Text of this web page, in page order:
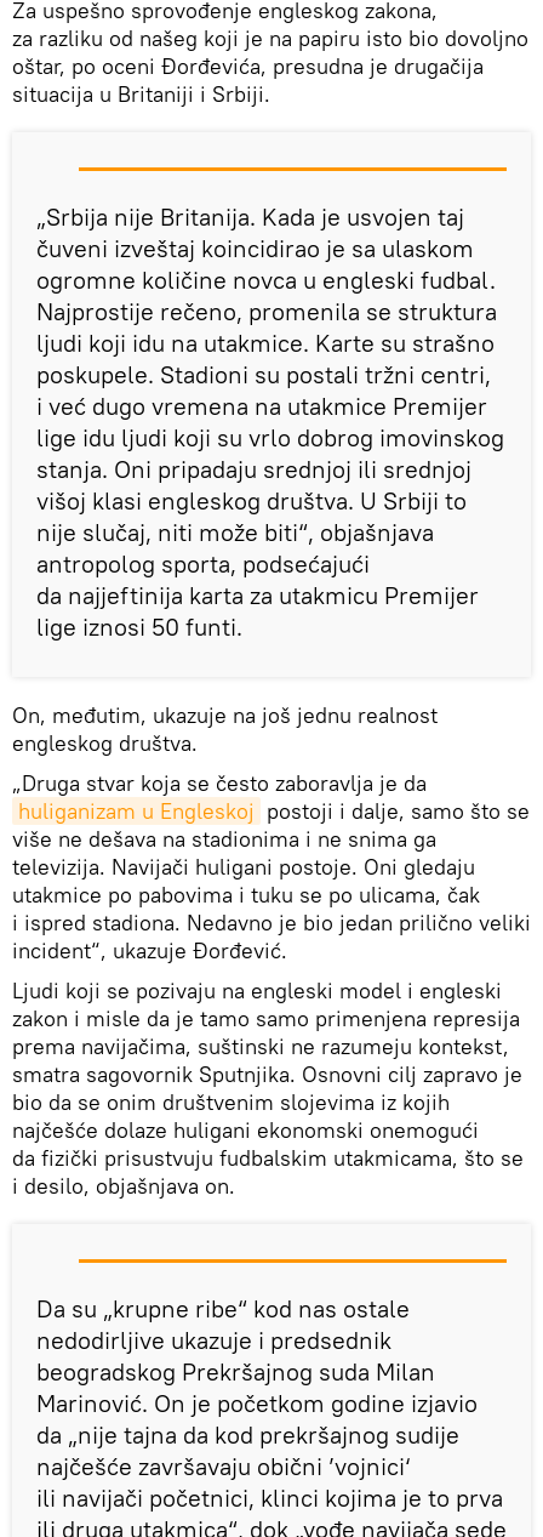
Za uspešno sprovođenje engleskog zakona,
za razliku od našeg koji je na papiru isto bio dovoljno
oštar, po oceni Đorđevića, presudna je drugačija
situacija u Britaniji i Srbiji.
„Srbija nije Britanija. Kada je usvojen taj
čuveni izveštaj koincidirao je sa ulaskom
ogromne količine novca u engleski fudbal.
Najprostije rečeno, promenila se struktura
ljudi koji idu na utakmice. Karte su strašno
poskupele. Stadioni su postali tržni centri,
i već dugo vremena na utakmice Premijer
lige idu ljudi koji su vrlo dobrog imovinskog
stanja. Oni pripadaju srednjoj ili srednjoj
višoj klasi engleskog društva. U Srbiji to
nije slučaj, niti može biti“, objašnjava
antropolog sporta, podsećajući
da najjeftinija karta za utakmicu Premijer
lige iznosi 50 funti.
On, međutim, ukazuje na još jednu realnost
engleskog društva.
„Druga stvar koja se često zaboravlja je da
huliganizam u Engleskoj postoji i dalje, samo što se
više ne dešava na stadionima i ne snima ga
televizija. Navijači huligani postoje. Oni gledaju
utakmice po pabovima i tuku se po ulicama, čak
i ispred stadiona. Nedavno je bio jedan prilično veliki
incident“, ukazuje Đorđević.
Ljudi koji se pozivaju na engleski model i engleski
zakon i misle da je tamo samo primenjena represija
prema navijačima, suštinski ne razumeju kontekst,
smatra sagovornik Sputnjika. Osnovni cilj zapravo je
bio da se onim društvenim slojevima iz kojih
najčešće dolaze huligani ekonomski onemogući
da fizički prisustvuju fudbalskim utakmicama, što se
i desilo, objašnjava on.
Da su „krupne ribe“ kod nas ostale
nedodirljive ukazuje i predsednik
beogradskog Prekršajnog suda Milan
Marinović. On je početkom godine izjavio
da „nije tajna da kod prekršajnog sudije
najčešće završavaju obični ’vojnici‘
ili navijači početnici, klinci kojima je to prva
ili druga utakmica“, dok „vođe navijača sede